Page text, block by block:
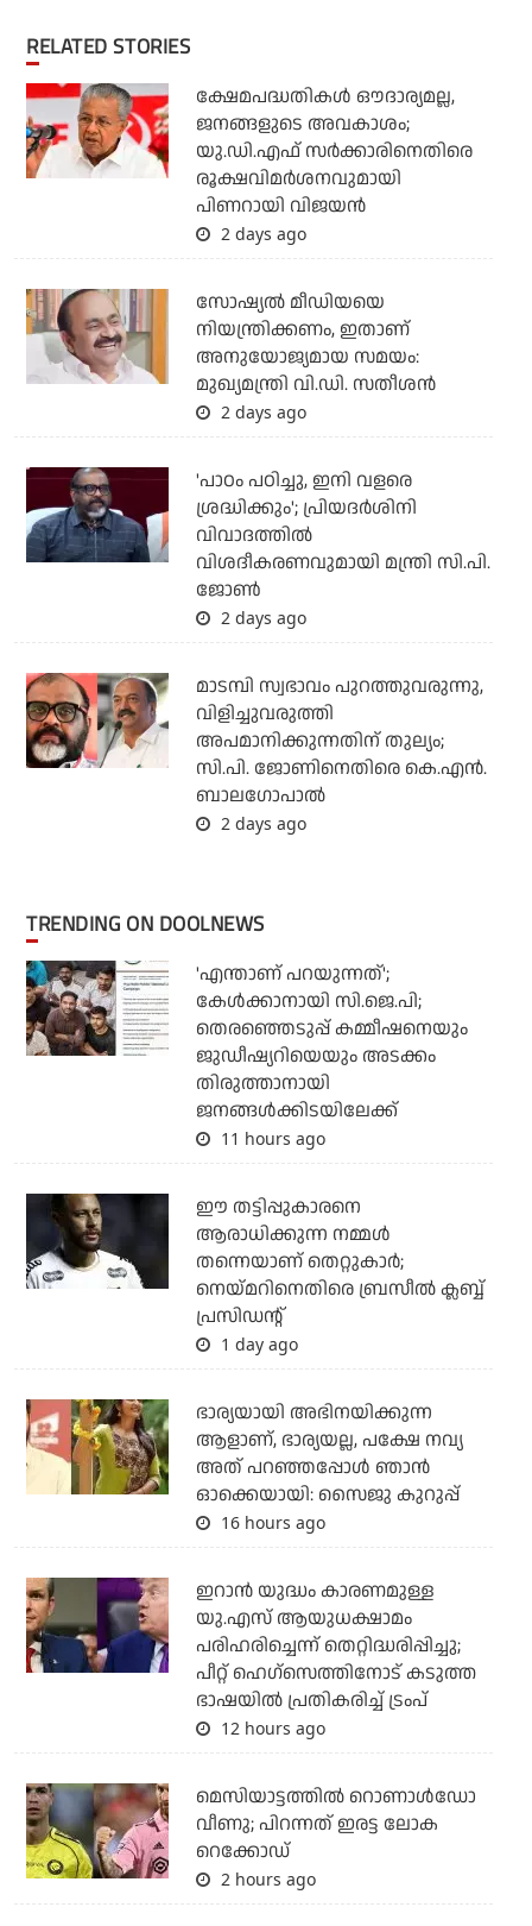
RELATED STORIES
ക്ഷേമപദ്ധതികള്‍ ഔദാര്യമല്ല,
ജനങ്ങളുടെ അവകാശം;
യു.ഡി.എഫ് സര്‍ക്കാരിനെതിരെ
രൂക്ഷവിമര്‍ശനവുമായി
പിണറായി വിജയന്‍
2 days ago
സോഷ്യല്‍ മീഡിയയെ
നിയന്ത്രിക്കണം, ഇതാണ്
അനുയോജ്യമായ സമയം:
മുഖ്യമന്ത്രി വി.ഡി. സതീശന്‍
2 days ago
'പാഠം പഠിച്ചു, ഇനി വളരെ
ശ്രദ്ധിക്കും'; പ്രിയദര്‍ശിനി
വിവാദത്തില്‍
വിശദീകരണവുമായി മന്ത്രി സി.പി.
ജോണ്‍
2 days ago
മാടമ്പി സ്വഭാവം പുറത്തുവരുന്നു,
വിളിച്ചുവരുത്തി
അപമാനിക്കുന്നതിന് തുല്യം;
സി.പി. ജോണിനെതിരെ കെ.എന്‍.
ബാലഗോപാല്‍
2 days ago
TRENDING ON DOOLNEWS
'എന്താണ് പറയുന്നത്';
കേള്‍ക്കാനായി സി.ജെ.പി;
തെരഞ്ഞെടുപ്പ് കമ്മീഷനെയും
ജുഡീഷ്യറിയെയും അടക്കം
തിരുത്താനായി
ജനങ്ങള്‍ക്കിടയിലേക്ക്
11 hours ago
ഈ തട്ടിപ്പുകാരനെ
ആരാധിക്കുന്ന നമ്മള്‍
തന്നെയാണ് തെറ്റുകാര്‍;
നെയ്മറിനെതിരെ ബ്രസീല്‍ ക്ലബ്ബ്
പ്രസിഡന്റ്
1 day ago
ഭാര്യയായി അഭിനയിക്കുന്ന
ആളാണ്, ഭാര്യയല്ല, പക്ഷേ നവ്യ
അത് പറഞ്ഞപ്പോള്‍ ഞാന്‍
ഓക്കെയായി: സൈജു കുറുപ്പ്
16 hours ago
ഇറാന്‍ യുദ്ധം കാരണമുള്ള
യു.എസ് ആയുധക്ഷാമം
പരിഹരിച്ചെന്ന് തെറ്റിദ്ധരിപ്പിച്ചു;
പീറ്റ് ഹെഗ്‌സെത്തിനോട് കടുത്ത
ഭാഷയില്‍ പ്രതികരിച്ച് ട്രംപ്
12 hours ago
മെസിയാട്ടത്തില്‍ റൊണാള്‍ഡോ
വീണു; പിറന്നത് ഇരട്ട ലോക
റെക്കോഡ്
2 hours ago